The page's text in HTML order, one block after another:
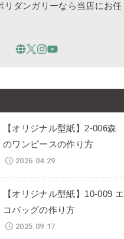
リダンガリーなら当店にお任
【オリジナル型紙】2-006森
のワンピースの作り方
2026.04.29
【オリジナル型紙】10-009 エ
コバッグの作り方
2025.09.17